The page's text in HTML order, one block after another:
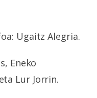
Ugaitz Alegria.
Eneko
Lur Jorrin.